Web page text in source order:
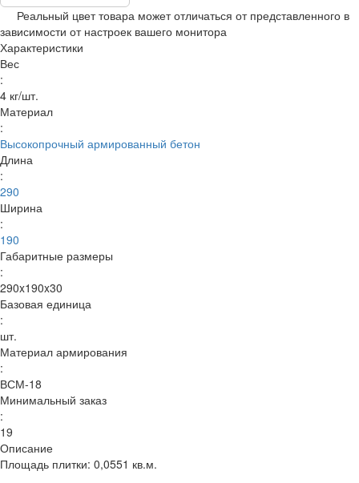
Реальный цвет товара может отличаться от представленного в
зависимости от настроек вашего монитора
Характеристики
Вес
:
4 кг/шт.
Материал
:
Высокопрочный армированный бетон
Длина
:
290
Ширина
:
190
Габаритные размеры
:
290x190x30
Базовая единица
:
шт.
Материал армирования
:
ВСМ-18
Минимальный заказ
:
19
Описание
Площадь плитки: 0,0551 кв.м.